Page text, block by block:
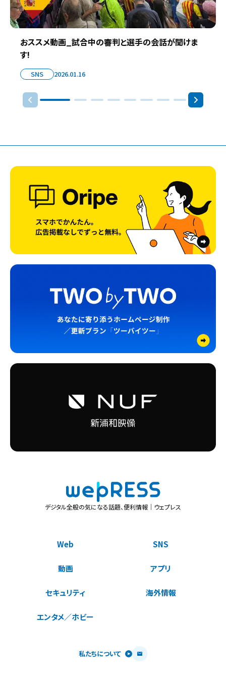
おススメ動画_試合中の審判と選手の会話が聞けま
す!
SNS 2026.01.16
デジタル全般の気になる話題、便利情報｜ウェプレス
Web SNS
動画 アプリ
セキュリティ 海外情報
エンタメ／ホビー
私たちについて